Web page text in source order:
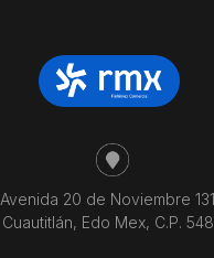
Avenida 20 de Noviembre
Cuautitlán, Edo Mex, C.P.